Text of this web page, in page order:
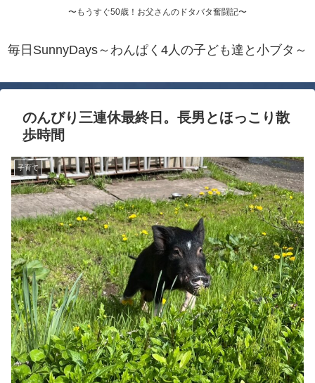
〜もうすぐ50歳！お父さんのドタバタ奮闘記〜
毎日SunnyDays～わんぱく4人の子ども達と小ブタ～
のんびり三連休最終日。長男とほっこり散
歩時間
子育て